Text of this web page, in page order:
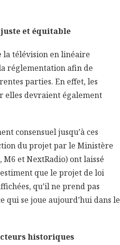
et équitable
la télévision en linéaire
réglementation afin de
parties. En effet, les
elles devraient également
consensuel jusqu’à ces
du projet par le Ministère
et NextRadio) ont laissé
que le projet de loi
qu’il ne prend pas
qui se joue aujourd’hui dans le
historiques